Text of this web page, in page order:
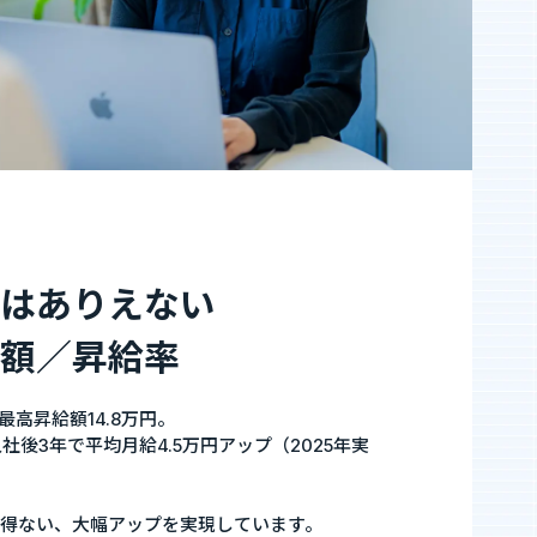
ありえない
／昇給率
高昇給額14.8万円。
後3年で平均月給4.5万円アップ（2025年実
ない、大幅アップを実現しています。